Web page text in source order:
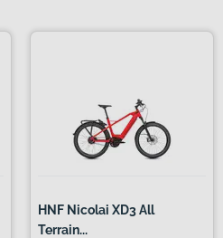
HNF Nicolai XD3 All
Terrain...